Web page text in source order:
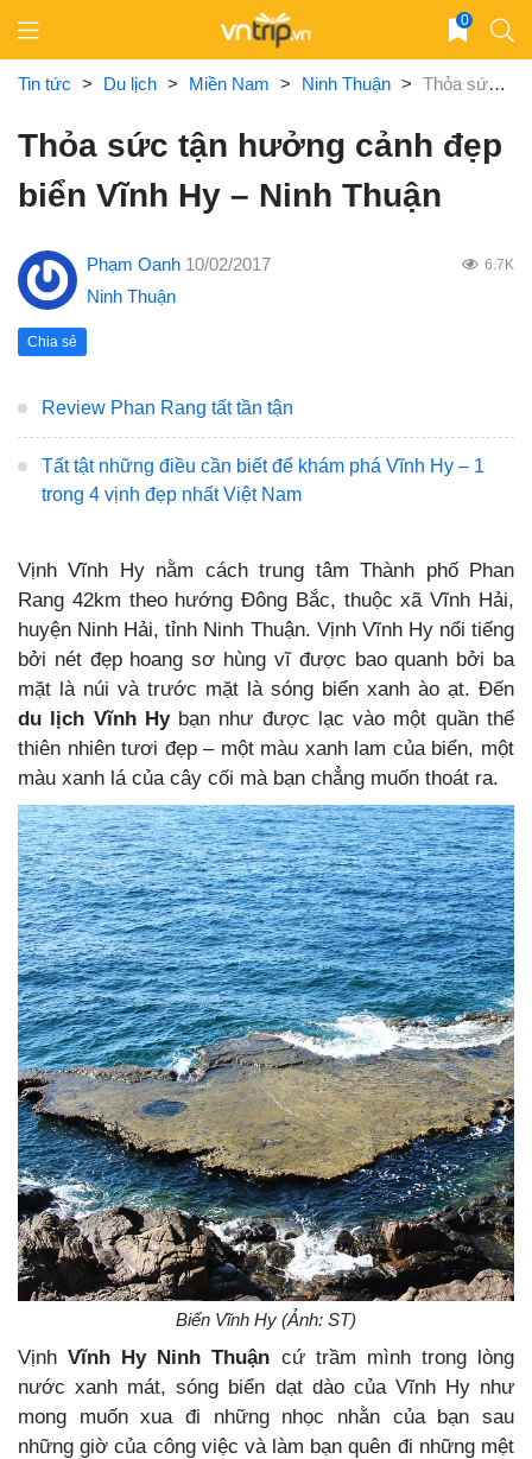
content
0
Tin tức > Du lịch > Miền Nam > Ninh Thuận > Thỏa sức tận hưởng cảnh đẹp biển Vĩnh Hy – Ninh Thuận
Thỏa sức tận hưởng cảnh đẹp
biển Vĩnh Hy – Ninh Thuận
Phạm Oanh 10/02/2017 6.7K
Ninh Thuận
Chia sẻ
Review Phan Rang tất tần tận
Tất tật những điều cần biết để khám phá Vĩnh Hy – 1
trong 4 vịnh đẹp nhất Việt Nam
Vịnh Vĩnh Hy nằm cách trung tâm Thành phố Phan
Rang 42km theo hướng Đông Bắc, thuộc xã Vĩnh Hải,
huyện Ninh Hải, tỉnh Ninh Thuận. Vịnh Vĩnh Hy nổi tiếng
bởi nét đẹp hoang sơ hùng vĩ được bao quanh bởi ba
mặt là núi và trước mặt là sóng biển xanh ào ạt. Đến
du lịch Vĩnh Hybạn như được lạc vào một quần thể
thiên nhiên tươi đẹp – một màu xanh lam của biển, một
màu xanh lá của cây cối mà bạn chẳng muốn thoát ra.
Biển Vĩnh Hy (Ảnh: ST)
VịnhVĩnh Hy Ninh Thuận cứ trầm mình trong lòng
nước xanh mát, sóng biển dạt dào của Vĩnh Hy như
mong muốn xua đi những nhọc nhằn của bạn sau
những giờ của công việc và làm bạn quên đi những mệt